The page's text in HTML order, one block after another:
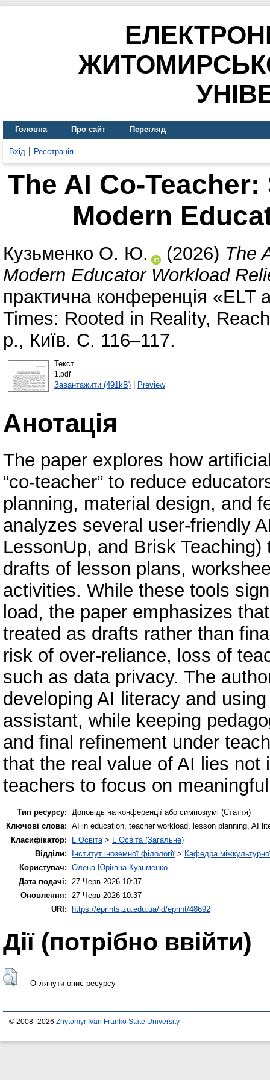
Головна Про сайт Перегляд
Вхід Реєстрація
The AI Co-
Modern
Кузьменко О. Ю. (2026) The
Modern Educator Workload
практична конференція
Times: Rooted in Reality,
р., Київ. С. 116–117.
Текст
1.pdf
Завантажити (491kB)| Preview
Анотація
The paper explores how
“co-teacher” to reduce
planning, material design, and
analyzes several user-friendly
LessonUp, and Brisk
drafts of lesson plans,
activities. While these tools
load, the paper emphasizes
treated as drafts rather than
risk of over-reliance, loss of
such as data privacy. The
developing AI literacy and
assistant, while keeping
and final refinement under
that the real value of AI lies
teachers to focus on
Тип ресурсу:
Доповідь на конференції або симпозіумі (Стаття)
Ключові слова: AI in education, teacher workload, lesson planning, AI
Класифікатор:
L Освіта > L Освіта (Загальне)
Відділи:
Інститут іноземної філології > Кафедра
Користувач: Олена Юріївна Кузьменко
Дата подачі:
27 Черв 2026 10:37
Оновлення:
27 Черв 2026 10:37
URI: https://eprints.zu.edu.ua/id/eprint/48692
Дії ​​(потрібно ввійти)
Оглянути опис ресурсу
© 2008–2026 Zhytomyr Ivan Franko State University